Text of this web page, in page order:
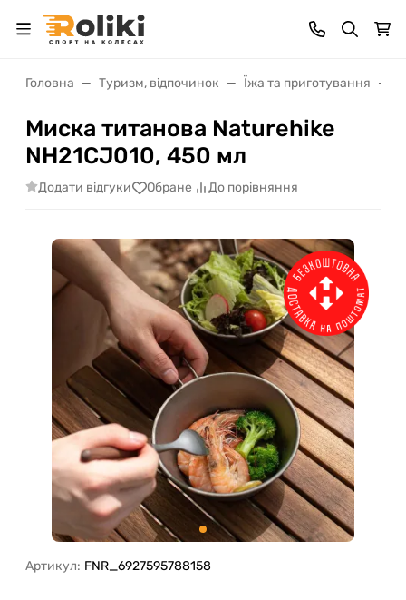
Головна Туризм, відпочинок Їжа та приготування
Миска титанова Naturehike
NH21CJ010, 450 мл
Додати відгуки Обране До порівняння
Артикул: FNR_6927595788158